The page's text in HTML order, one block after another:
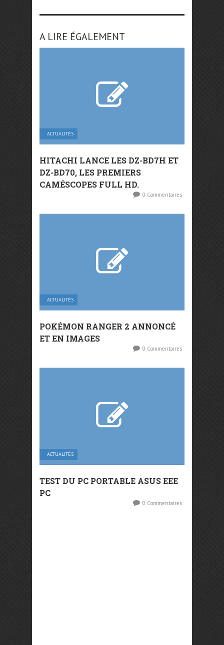
A LIRE ÉGALEMENT
ACTUALITÉS
HITACHI LANCE LES DZ-BD7H ET
DZ-BD70, LES PREMIERS
CAMÉSCOPES FULL HD.
0 Commentaires
ACTUALITÉS
POKÉMON RANGER 2 ANNONCÉ
ET EN IMAGES
0 Commentaires
ACTUALITÉS
TEST DU PC PORTABLE ASUS EEE
PC
0 Commentaires